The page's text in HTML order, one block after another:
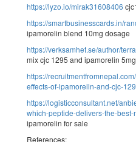
https://lyzo.io/mirak31608406
https://smartbusinesscards.in/
ipamorelin blend 10mg dosage
https://verksamhet.se/author/
mix cjc 1295 and ipamorelin 5mg
https://
effects-of-ipamorelin-and-cjc-
https://logisticconsultant.net/
which-peptide-delivers-the-
ipamorelin for sale
References: